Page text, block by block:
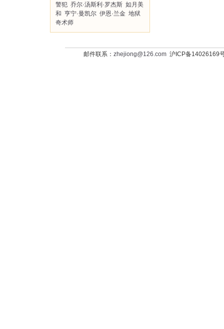
警犯 乔尔·汤斯利·罗杰斯 如月美
和 亨宁·曼凯尔 伊恩·兰金 地狱
奇术师
邮件联系： zhejiong@126.com沪ICP备14026169